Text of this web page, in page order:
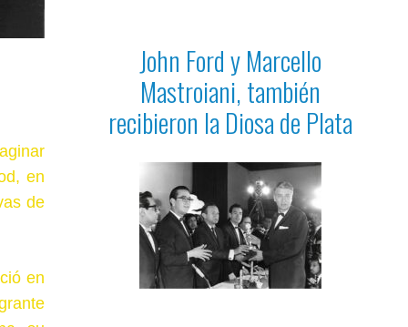
en
de
en
John Ford y Marcello
Mastroiani, también
recibieron la Diosa de Plata